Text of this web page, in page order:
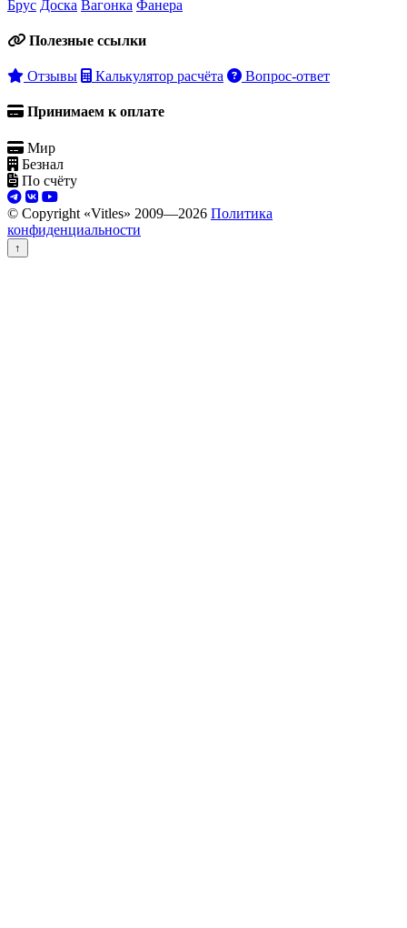
Брус Доска Вагонка Фанера
Полезные ссылки
Отзывы Калькулятор расчёта Вопрос-ответ
Принимаем к оплате
Мир
Безнал
По счёту
© Copyright «Vitles» 2009—2026 Политика
конфиденциальности
↑